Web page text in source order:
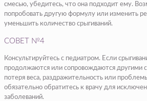
смесью, убедитесь, что она подходит ему.
попробовать другую формулу или изменить
уменьшить количество срыгиваний.
СОВЕТ №4
Консультируйтесь с педиатром. Если
продолжаются или сопровождаются другими
потеря веса, раздражительность или
обязательно обратитесь к врачу для
заболеваний.